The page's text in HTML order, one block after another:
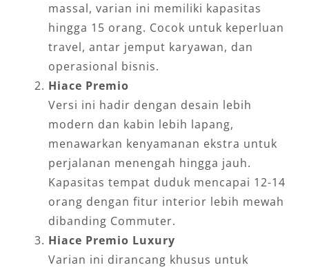
massal, varian ini memiliki kapasitas
hingga 15 orang. Cocok untuk keperluan
travel, antar jemput karyawan, dan
operasional bisnis.
Hiace Premio
Versi ini hadir dengan desain lebih
modern dan kabin lebih lapang,
menawarkan kenyamanan ekstra untuk
perjalanan menengah hingga jauh.
Kapasitas tempat duduk mencapai 12-14
orang dengan fitur interior lebih mewah
dibanding Commuter.
Hiace Premio Luxury
Varian ini dirancang khusus untuk